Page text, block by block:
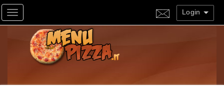
Toggle navigation Login